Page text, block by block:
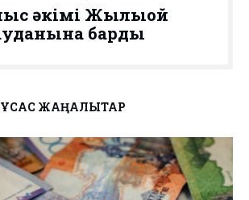
әкімі Жылыой
барды
ҰҚСАС ЖАҢАЛЫҚТАР